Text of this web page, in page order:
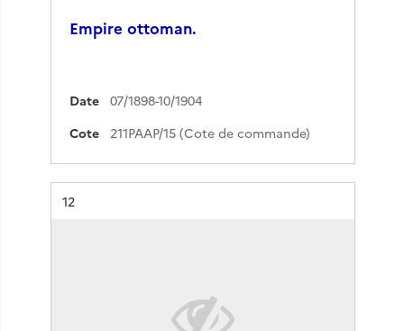
Empire ottoman.
Date
07/1898-10/1904
Cote
211PAAP/15 (Cote de commande)
Résultat n°
12